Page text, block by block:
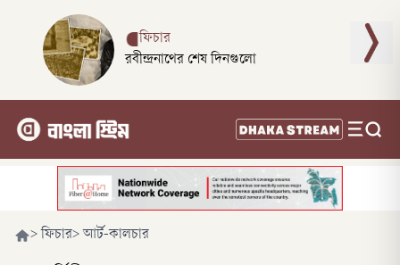
ফিচার
রবীন্দ্রনাথের শেষ দিনগুলো
> ফিচার> আর্ট-কালচার